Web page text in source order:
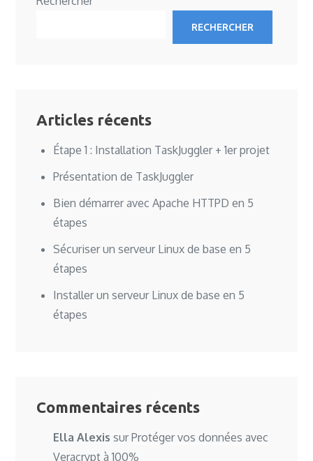
RECHERCHER
Articles récents
Étape 1 : Installation TaskJuggler + 1er projet
Présentation de TaskJuggler
Bien démarrer avec Apache HTTPD en 5
étapes
Sécuriser un serveur Linux de base en 5
étapes
Installer un serveur Linux de base en 5
étapes
Commentaires récents
Ella Alexis surProtéger vos données avec
Veracrypt à 100%